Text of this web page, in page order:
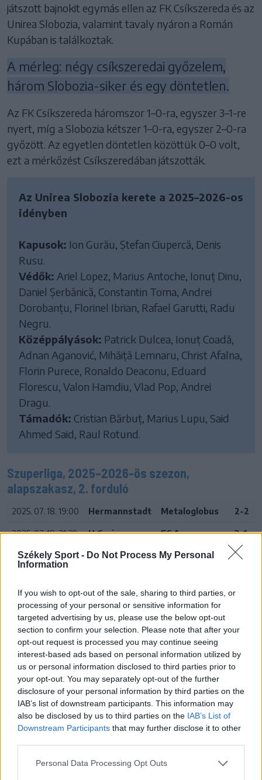
Székely Sport - Do Not Process My Personal
Information
If you wish to opt-out of the sale, sharing to third parties, or
processing of your personal or sensitive information for
targeted advertising by us, please use the below opt-out
section to confirm your selection. Please note that after your
opt-out request is processed you may continue seeing
interest-based ads based on personal information utilized by
us or personal information disclosed to third parties prior to
your opt-out. You may separately opt-out of the further
disclosure of your personal information by third parties on the
IAB’s list of downstream participants. This information may
also be disclosed by us to third parties on the IAB’s List of
Downstream Participants that may further disclose it to other
Personal Data Processing Opt Outs
játszott bajnokit egymás ellen az FK Csíkszereda és az
Unirea Slobozia, valamint tavaly nyáron a Román
Kupában is találkoztak.
A mérleg: négy csíkszeredai győzelem,
három Slobozia-siker és egy döntetlen.
Az FK Csíkszereda háromszor 1–0-ra, egyszer 3–1-re
nyert, míg a Slobozia kétszer 1–0-ra, egyszer 2–0-ra
győzött. Az egyetlen döntetlen közöttük 0–0 volt,
ezt a mérkőzést Csíkszeredában játszották.
Az Unirea Slobozia kerete a 2025–2026-os
idényben
Kapusok: Ion Gurău, Ștefan Ciupercă, Denis
Rusu.
Védők: Ariel Lopez, Marius Antoche, Ionuț Dinu,
Daniel Șerbănică, Constantin Toma, Andrei
Dorobanțu, Florinel Ibrian, Rafael Garutti, Radu
Negru.
Középpályások: Patrick Dulcea, Ionuț Coadă,
Adnan Aganović, Mihăiță Lemnaru, Christ Afalna,
Florin Purece, Ronaldo Deaconu, Eduard
Florescu, Valon Hamdiu, Vlad Pop, Andrei
Dragu.
Támadók: Cristian Bărbuț, Marius Lupu, Said
Ahmed Said, Raul Rotund.
Szuperliga, 2025–2026-ös szezon,
alapszakasz, 2. forduló
2025. 07. 18. 19:00 Hermannstadt Metaloglobus 2-2
2025. 07. 18. 21:30 U Craiova FC Argeș 3-1
2025. 07. 19. 18:30 Kolozsvári U UTA 1-1
2025. 07. 20.
18:30
Oțelul
2025. 07. 20. 21:30 Rapid Kolozsvári CFR 1-1
2025. 07. 21. 19:00 Slobozia FK Csíkszereda 6-1
2025. 07. 21. 21:30 Dinamo Botoșani
Szuperliga, 2025–2026-ös szezon,
alapszakasz